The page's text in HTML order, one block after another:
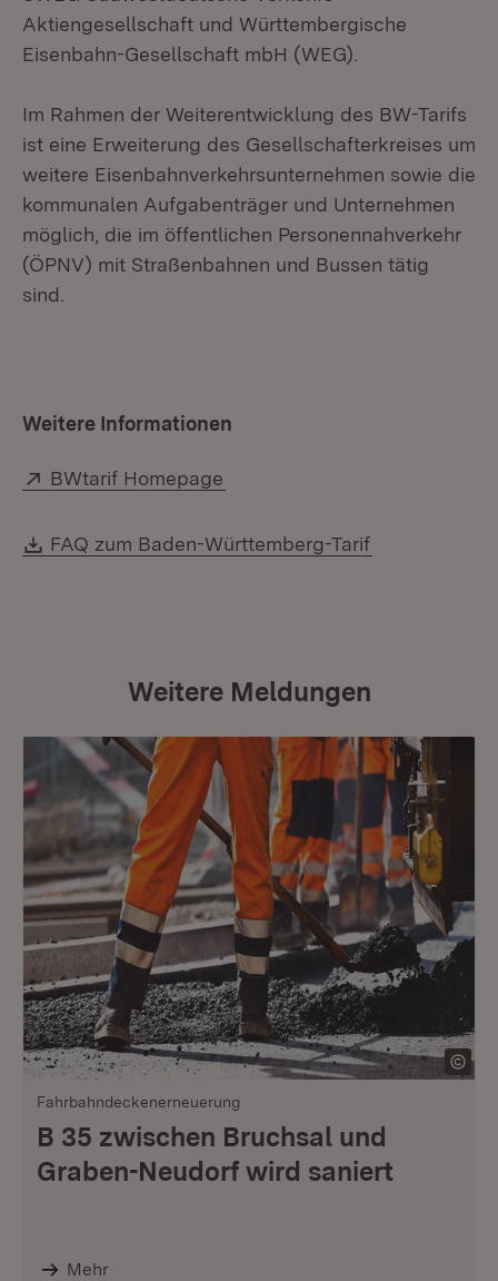
Aktiengesellschaft und Württembergische
Eisenbahn-Gesellschaft mbH (WEG).
Im Rahmen der Weiterentwicklung des BW-Tarifs
ist eine Erweiterung des Gesellschafterkreises um
weitere Eisenbahnverkehrsunternehmen sowie die
kommunalen Aufgabenträger und Unternehmen
möglich, die im öffentlichen Personennahverkehr
(ÖPNV) mit Straßenbahnen und Bussen tätig
sind.
Weitere Informationen
Extern:
BWtarif Homepage
Download:
FAQ zum Baden-Württemberg-Tarif
Weitere Meldungen
Fahrbahndeckenerneuerung
B 35 zwischen Bruchsal und
Graben-Neudorf wird saniert
Mehr